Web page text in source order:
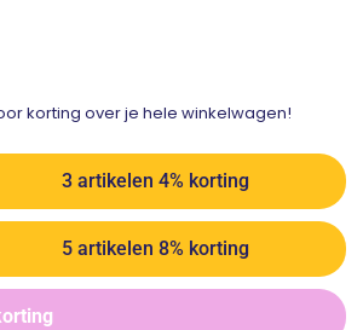
korting over je hele winkelwagen!
3 artikelen 4% korting
5 artikelen 8% korting